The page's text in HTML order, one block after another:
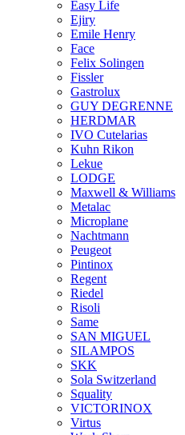
Easy Life
Ejiry
Emile Henry
Face
Felix Solingen
Fissler
Gastrolux
GUY DEGRENNE
HERDMAR
IVO Cutelarias
Kuhn Rikon
Lekue
LODGE
Maxwell & Williams
Metalac
Microplane
Nachtmann
Peugeot
Pintinox
Regent
Riedel
Risoli
Same
SAN MIGUEL
SILAMPOS
SKK
Sola Switzerland
Squality
VICTORINOX
Virtus